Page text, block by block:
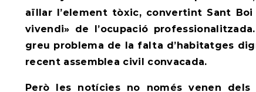
aïllar l’element tòxic, convertint Sant
vivendi» de l’ocupació professionalitzada.
greu problema de la falta d’habitatges
recent assemblea civil convacada.
Però les notícies no només venen